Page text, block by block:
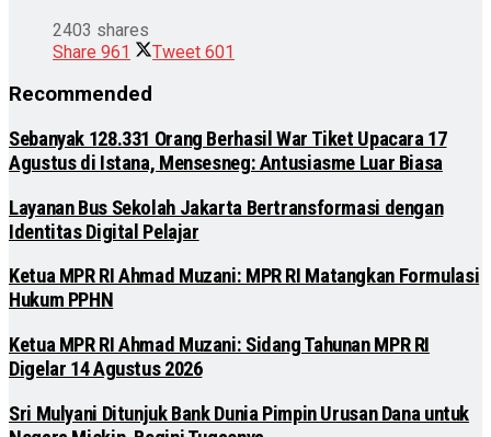
2403 shares
Share 961 Tweet 601
Recommended
Sebanyak 128.331 Orang Berhasil War Tiket Upacara 17
Agustus di Istana, Mensesneg: Antusiasme Luar Biasa
Layanan Bus Sekolah Jakarta Bertransformasi dengan
Identitas Digital Pelajar
Ketua MPR RI Ahmad Muzani: MPR RI Matangkan Formulasi
Hukum PPHN
Ketua MPR RI Ahmad Muzani: Sidang Tahunan MPR RI
Digelar 14 Agustus 2026
Sri Mulyani Ditunjuk Bank Dunia Pimpin Urusan Dana untuk